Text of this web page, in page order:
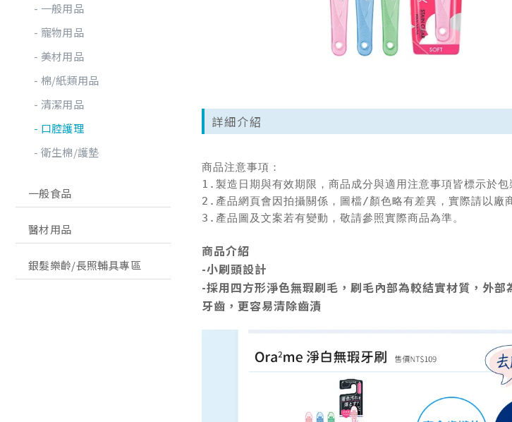
一般用品
寵物用品
美材用品
棉/紙類用品
清潔用品
口腔護理
衛生棉/護墊
一般食品
醫材用品
銀髮樂齡/長照輔具專區
詳細介紹
商品注意事項：
1.製造日期與有效期限，商品成分與適用注意事項皆標示於包
2.產品網頁會因拍攝關係，圖檔/顏色略有差異，實際請以廠
3.產品圖及文案若有變動，敬請參照實際商品為準。
商品介紹
-小刷頭設計
-採用四方形淨色無瑕刷毛，刷毛內部為較結實材質，外
牙齒，更容易清除齒漬